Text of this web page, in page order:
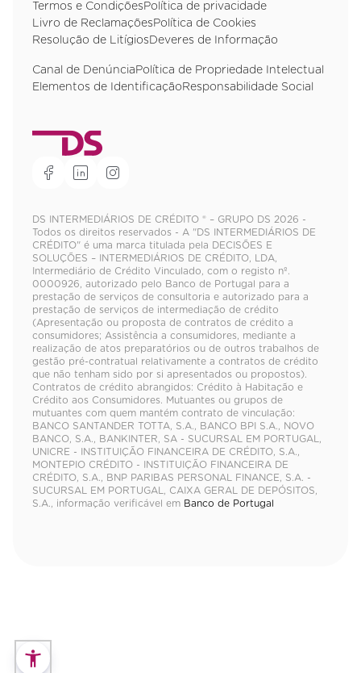
Termos e Condições Política de privacidade
Livro de Reclamações Política de Cookies
Resolução de Litígios Deveres de Informação
Canal de Denúncia Política de Propriedade Intelectual
Elementos de Identificação Responsabilidade Social
DS INTERMEDIÁRIOS DE CRÉDITO ® – GRUPO DS 2026 -
Todos os direitos reservados - A "DS INTERMEDIÁRIOS DE
CRÉDITO" é uma marca titulada pela DECISÕES E
SOLUÇÕES – INTERMEDIÁRIOS DE CRÉDITO, LDA,
Intermediário de Crédito Vinculado, com o registo nº.
0000926, autorizado pelo Banco de Portugal para a
prestação de serviços de consultoria e autorizado para a
prestação de serviços de intermediação de crédito
(Apresentação ou proposta de contratos de crédito a
consumidores; Assistência a consumidores, mediante a
realização de atos preparatórios ou de outros trabalhos de
gestão pré-contratual relativamente a contratos de crédito
que não tenham sido por si apresentados ou propostos).
Contratos de crédito abrangidos: Crédito à Habitação e
Crédito aos Consumidores. Mutuantes ou grupos de
mutuantes com quem mantém contrato de vinculação:
BANCO SANTANDER TOTTA, S.A., BANCO BPI S.A., NOVO
BANCO, S.A., BANKINTER, SA - SUCURSAL EM PORTUGAL,
UNICRE - INSTITUIÇÃO FINANCEIRA DE CRÉDITO, S.A.,
MONTEPIO CRÉDITO - INSTITUIÇÃO FINANCEIRA DE
CRÉDITO, S.A., BNP PARIBAS PERSONAL FINANCE, S.A. -
SUCURSAL EM PORTUGAL, CAIXA GERAL DE DEPÓSITOS,
S.A., informação verificável em Banco de Portugal